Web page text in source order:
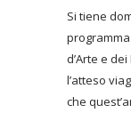
Si tiene
programma
d’Arte e
l’atteso
che